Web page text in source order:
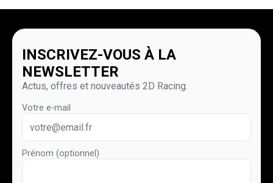
INSCRIVEZ-VOUS À LA
NEWSLETTER
Actus, offres et nouveautés 2D Racing.
Votre e-mail
Prénom (optionnel)